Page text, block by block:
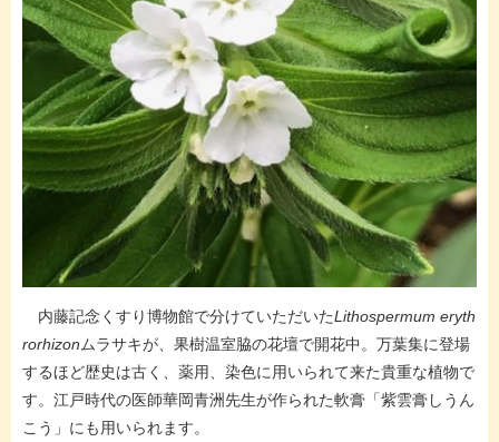
内藤記念くすり博物館で分けていただいたLithospermum eryth
rorhizon ムラサキが、果樹温室脇の花壇で開花中。万葉集に登場
するほど歴史は古く、薬用、染色に用いられて来た貴重な植物で
す。江戸時代の医師華岡青洲先生が作られた軟膏「紫雲膏しうん
こう」にも用いられます。